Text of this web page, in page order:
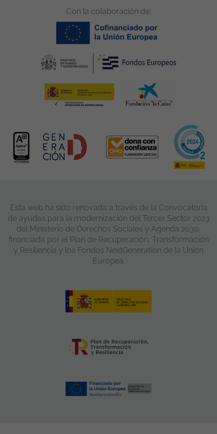
Con la colaboración de:
Esta web ha sido renovada a través de la Convocatoria
de ayudas para la modernización del Tercer Sector 2023
del Ministerio de Derechos Sociales y Agenda 2030,
financiada por el Plan de Recuperación, Transformación
y Resiliencia y los Fondos NextGeneration de la Unión
Europea.